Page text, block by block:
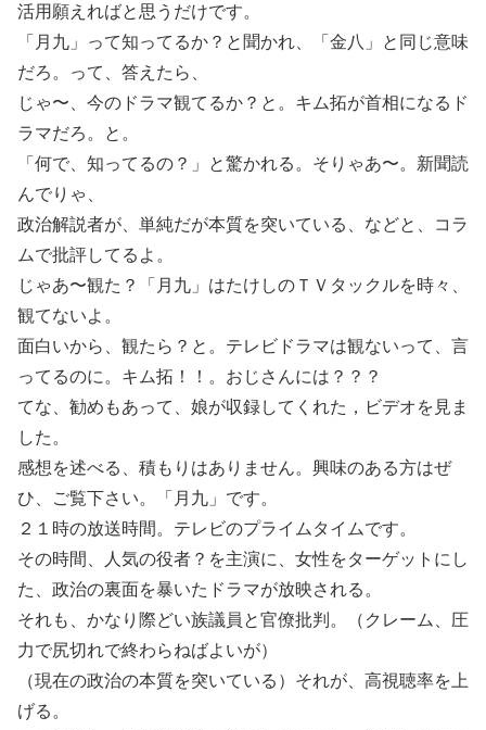
活用願えればと思うだけです。
「月九」って知ってるか？と聞かれ、「金八」と同じ意味
だろ。って、答えたら、
じゃ〜、今のドラマ観てるか？と。キム拓が首相になるド
ラマだろ。と。
「何で、知ってるの？」と驚かれる。そりゃあ〜。新聞読
んでりゃ、
政治解説者が、単純だが本質を突いている、などと、コラ
ムで批評してるよ。
じゃあ〜観た？「月九」はたけしのＴＶタックルを時々、
観てないよ。
面白いから、観たら？と。テレビドラマは観ないって、言
ってるのに。キム拓！！。おじさんには？？？
てな、勧めもあって、娘が収録してくれた，ビデオを見ま
した。
感想を述べる、積もりはありません。興味のある方はぜ
ひ、ご覧下さい。「月九」です。
２１時の放送時間。テレビのプライムタイムです。
その時間、人気の役者？を主演に、女性をターゲットにし
た、政治の裏面を暴いたドラマが放映される。
それも、かなり際どい族議員と官僚批判。（クレーム、圧
力で尻切れで終わらねばよいが）
（現在の政治の本質を突いている）それが、高視聴率を上
げる。